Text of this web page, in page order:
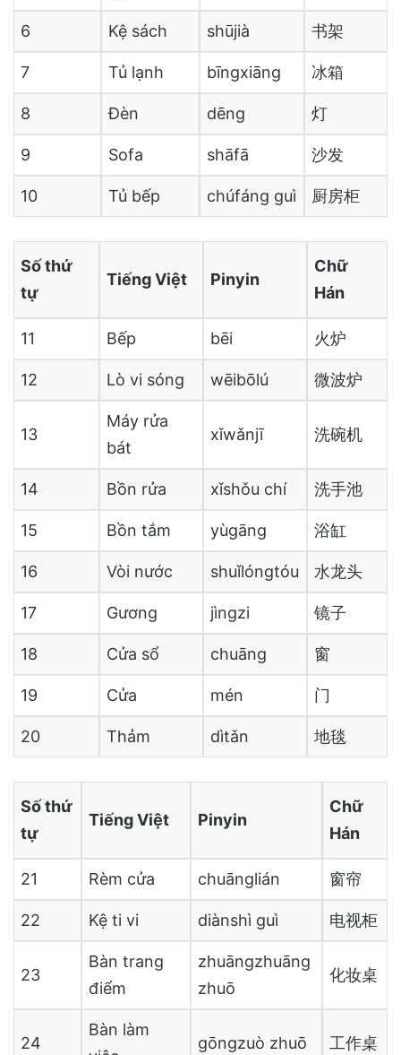
6 Kệ sách shūjià 书架
7 Tủ lạnh bīngxiāng 冰箱
8 Đèn dēng 灯
9 Sofa shāfā 沙发
10 Tủ bếp chúfáng guì 厨房柜
Số thứ
tự
Tiếng Việt Pinyin
Chữ
Hán
11 Bếp bēi 火炉
12 Lò vi sóng wēibōlú 微波炉
13
Máy rửa
bát
xǐwǎnjī 洗碗机
14 Bồn rửa xǐshǒu chí 洗手池
15 Bồn tắm yùgāng 浴缸
16 Vòi nước shuǐlóngtóu 水龙头
17 Gương jìngzi 镜子
18 Cửa sổ chuāng 窗
19 Cửa mén 门
20 Thảm dìtǎn 地毯
Số thứ
tự
Tiếng Việt Pinyin
Chữ
Hán
21 Rèm cửa chuānglián 窗帘
22 Kệ ti vi diànshì guì 电视柜
23
Bàn trang
điểm
zhuāngzhuāng
zhuō
化妆桌
24
Bàn làm
gōngzuò zhuō 工作桌